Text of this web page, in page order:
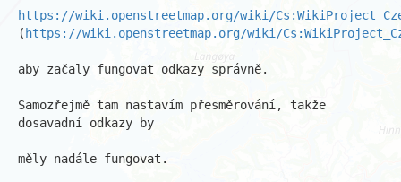
https://wiki.openstreetmap.org/wiki/
( https://wiki.openstreetmap.org/wiki/
aby začaly fungovat odkazy správně.
Samozřejmě tam nastavím přesměrování, takže
dosavadní odkazy by
měly nadále fungovat.